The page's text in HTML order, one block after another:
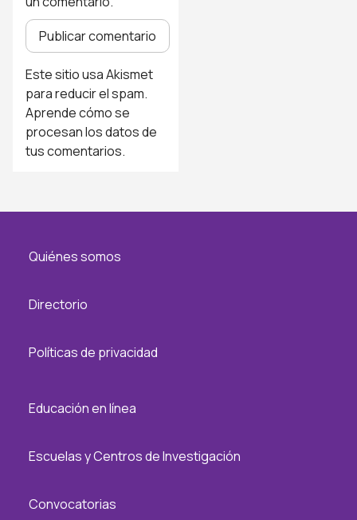
Este sitio usa Akismet
para reducir el spam.
Aprende cómo se
procesan los datos de
tus comentarios.
Quiénes somos
Directorio
Políticas de privacidad
Educación en línea
Escuelas y Centros de Investigación
Convocatorias